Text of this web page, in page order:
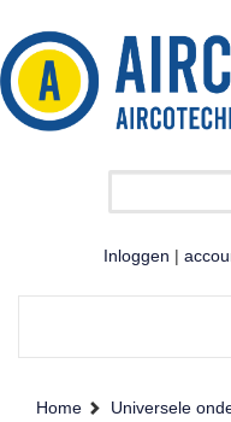
Inloggen |
Home Universele